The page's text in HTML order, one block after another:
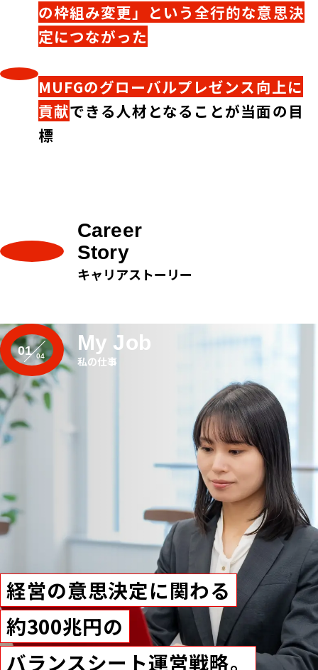
の枠組み変更」という全行的な意思決
定につながった
MUFGのグローバルプレゼンス向上に
貢献できる人材となることが当面の目
標
Career
Story
キャリアストーリー
01 My Job
私の仕事
経営の意思決定に関わる
約300兆円の
バランスシート運営戦略。